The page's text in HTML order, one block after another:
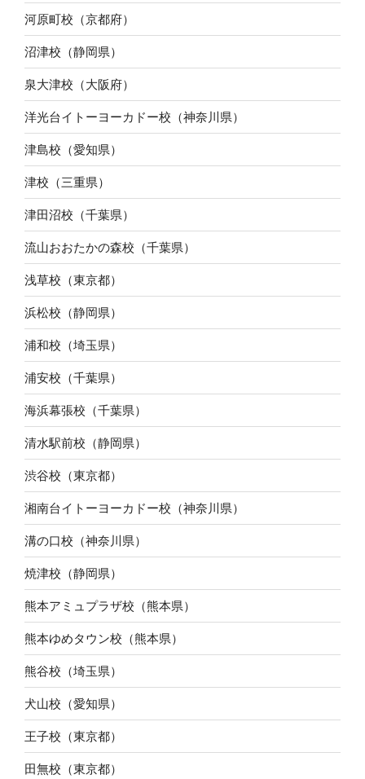
河原町校（京都府）
沼津校（静岡県）
泉大津校（大阪府）
洋光台イトーヨーカドー校（神奈川県）
津島校（愛知県）
津校（三重県）
津田沼校（千葉県）
流山おおたかの森校（千葉県）
浅草校（東京都）
浜松校（静岡県）
浦和校（埼玉県）
浦安校（千葉県）
海浜幕張校（千葉県）
清水駅前校（静岡県）
渋谷校（東京都）
湘南台イトーヨーカドー校（神奈川県）
溝の口校（神奈川県）
焼津校（静岡県）
熊本アミュプラザ校（熊本県）
熊本ゆめタウン校（熊本県）
熊谷校（埼玉県）
犬山校（愛知県）
王子校（東京都）
田無校（東京都）